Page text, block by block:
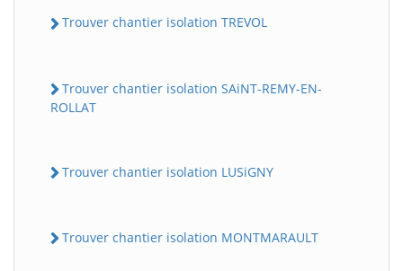
Trouver chantier isolation TREVOL
Trouver chantier isolation SAiNT-REMY-EN-
ROLLAT
Trouver chantier isolation LUSiGNY
Trouver chantier isolation MONTMARAULT